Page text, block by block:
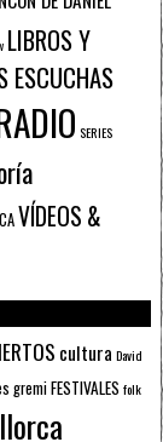
LIBROS Y
ESCUCHAS
SERIES
VÍDEOS &
cultura David
gremiFESTIVALES folk